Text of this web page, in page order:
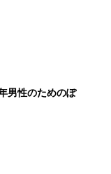
男性のためのぽ